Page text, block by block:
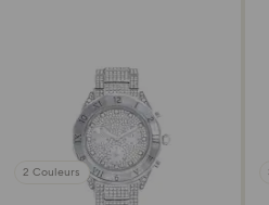
2 Couleurs